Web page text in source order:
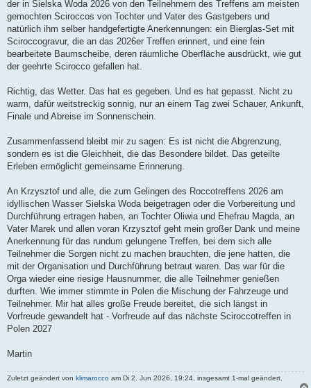
der in Sielska Woda 2026 von den Teilnehmern des Treffens am meisten
gemochten Sciroccos von Tochter und Vater des Gastgebers und
natürlich ihm selber handgefertigte Anerkennungen: ein Bierglas-Set mit
Sciroccogravur, die an das 2026er Treffen erinnert, und eine fein
bearbeitete Baumscheibe, deren räumliche Oberfläche ausdrückt, wie gut
der geehrte Scirocco gefallen hat.
Richtig, das Wetter. Das hat es gegeben. Und es hat gepasst. Nicht zu
warm, dafür weitstreckig sonnig, nur an einem Tag zwei Schauer, Ankunft,
Finale und Abreise im Sonnenschein.
Zusammenfassend bleibt mir zu sagen: Es ist nicht die Abgrenzung,
sondern es ist die Gleichheit, die das Besondere bildet. Das geteilte
Erleben ermöglicht gemeinsame Erinnerung.
An Krzysztof und alle, die zum Gelingen des Roccotreffens 2026 am
idyllischen Wasser Sielska Woda beigetragen oder die Vorbereitung und
Durchführung ertragen haben, an Tochter Oliwia und Ehefrau Magda, an
Vater Marek und allen voran Krzysztof geht mein großer Dank und meine
Anerkennung für das rundum gelungene Treffen, bei dem sich alle
Teilnehmer die Sorgen nicht zu machen brauchten, die jene hatten, die
mit der Organisation und Durchführung betraut waren. Das war für die
Orga wieder eine riesige Hausnummer, die alle Teilnehmer genießen
durften. Wie immer stimmte in Polen die Mischung der Fahrzeuge und
Teilnehmer. Mir hat alles große Freude bereitet, die sich längst in
Vorfreude gewandelt hat - Vorfreude auf das nächste Sciroccotreffen in
Polen 2027
Martin
Zuletzt geändert von klimarocco am Di 2. Jun 2026, 19:24, insgesamt 1-mal geändert.